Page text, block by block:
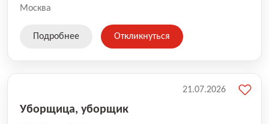
Москва
Подробнее Откликнуться
Уборщица, уборщик
21.07.2026